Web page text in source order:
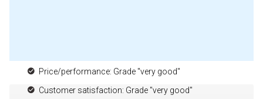
Price/performance: Grade "very good"
Customer satisfaction: Grade "very good"